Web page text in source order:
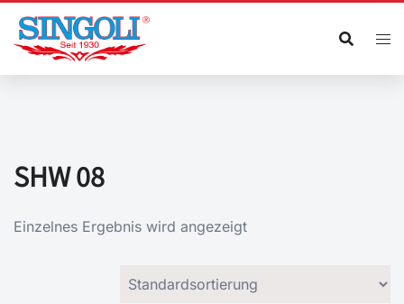
Zum
Inhalt
springen
SHW 08
Einzelnes Ergebnis wird angezeigt